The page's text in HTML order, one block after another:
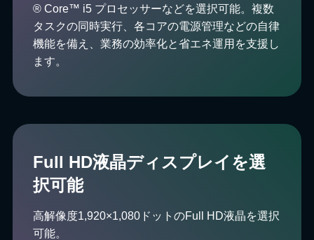
® Core™ i5 プロセッサーなどを選択可能。複数
タスクの同時実行、各コアの電源管理などの自律
機能を備え、業務の効率化と省エネ運用を支援し
ます。
Full HD液晶ディスプレイを選
択可能
高解像度1,920×1,080ドットのFull HD液晶を選択
可能。